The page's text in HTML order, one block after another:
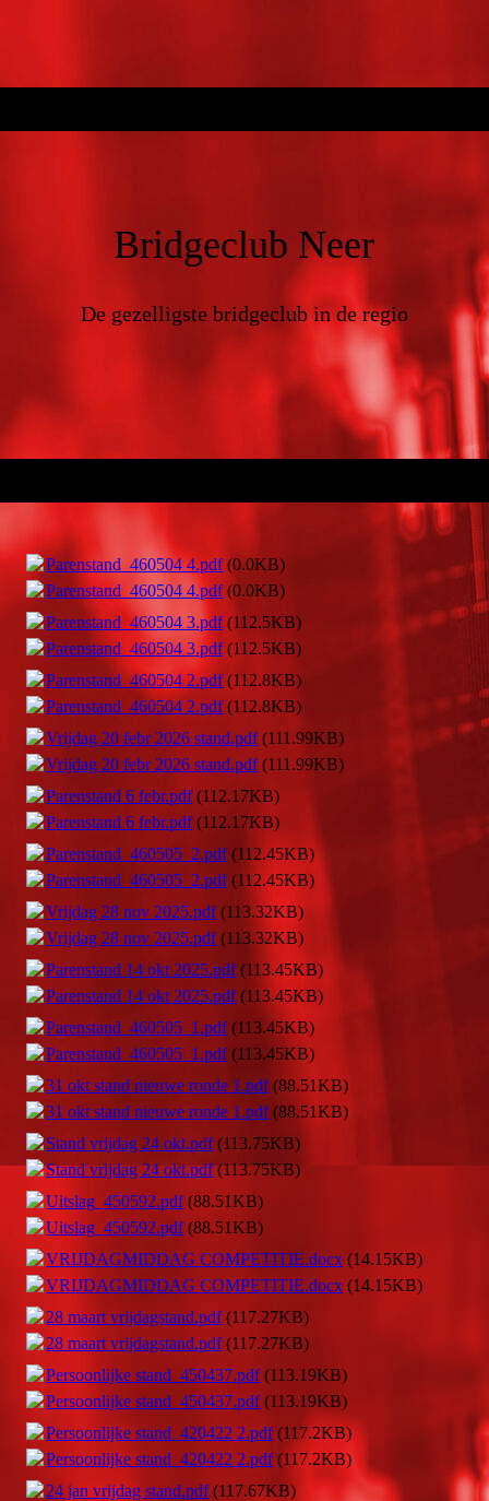
Bridgeclub Neer
De gezelligste bridgeclub in de regio
Parenstand_460504 4.pdf(0.0KB)
Parenstand_460504 4.pdf(0.0KB)
Parenstand_460504 3.pdf(112.5KB)
Parenstand_460504 3.pdf(112.5KB)
Parenstand_460504 2.pdf(112.8KB)
Parenstand_460504 2.pdf(112.8KB)
Vrijdag 20 febr 2026 stand.pdf(111.99KB)
Vrijdag 20 febr 2026 stand.pdf(111.99KB)
Parenstand 6 febr.pdf(112.17KB)
Parenstand 6 febr.pdf(112.17KB)
Parenstand_460505_2.pdf(112.45KB)
Parenstand_460505_2.pdf(112.45KB)
Vrijdag 28 nov 2025.pdf(113.32KB)
Vrijdag 28 nov 2025.pdf(113.32KB)
Parenstand 14 okt 2025.pdf(113.45KB)
Parenstand 14 okt 2025.pdf(113.45KB)
Parenstand_460505_1.pdf(113.45KB)
Parenstand_460505_1.pdf(113.45KB)
31 okt stand nieuwe ronde 1.pdf(88.51KB)
31 okt stand nieuwe ronde 1.pdf(88.51KB)
Stand vrijdag 24 okt.pdf(113.75KB)
Stand vrijdag 24 okt.pdf(113.75KB)
Uitslag_450592.pdf(88.51KB)
Uitslag_450592.pdf(88.51KB)
VRIJDAGMIDDAG COMPETITIE.docx (14.15KB)
VRIJDAGMIDDAG COMPETITIE.docx (14.15KB)
28 maart vrijdagstand.pdf(117.27KB)
28 maart vrijdagstand.pdf(117.27KB)
Persoonlijke stand_450437.pdf(113.19KB)
Persoonlijke stand_450437.pdf(113.19KB)
Persoonlijke stand_420422 2.pdf(117.2KB)
Persoonlijke stand_420422 2.pdf(117.2KB)
24 jan vrijdag stand.pdf(117.67KB)